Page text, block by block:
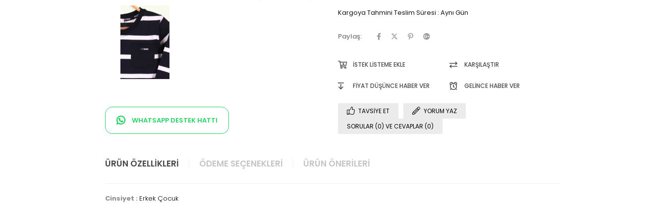
WHATSAPP DESTEK HATTI
Kargoya Tahmini Teslim Süresi : Aynı Gün
Paylaş:
İSTEK LISTEME EKLE KARŞILAŞTIR
FIYAT DÜŞÜNCE HABER VER GELINCE HABER VER
TAVSIYE ET
YORUM YAZ
SORULAR (0) VE CEVAPLAR (0)
ÜRÜN ÖZELLIKLERI ÖDEME SEÇENEKLERI ÜRÜN ÖNERILERI
Cinsiyet : Erkek Çocuk